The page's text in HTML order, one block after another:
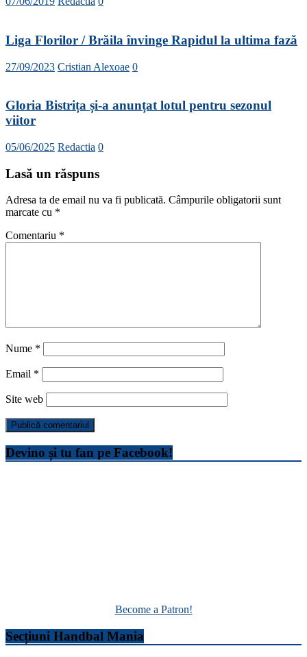
Liga Florilor / Brăila învinge Rapidul la ultima fază
27/09/2023 Cristian Alexoae 0
Gloria Bistrița și-a anunțat lotul pentru sezonul
viitor
05/06/2025 Redactia 0
Lasă un răspuns
Adresa ta de email nu va fi publicată. Câmpurile obligatorii sunt
marcate cu *
Comentariu *
Nume *
Email *
Site web
Devino și tu fan pe Facebook!
Become a Patron!
Secțiuni Handbal Mania